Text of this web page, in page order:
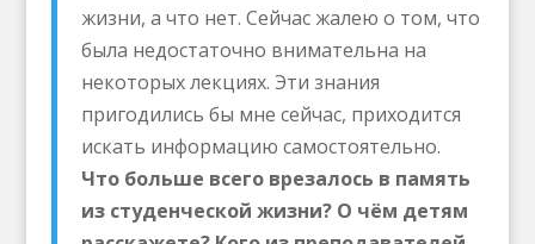
жизни, а что нет. Сейчас жалею о том, что
была недостаточно внимательна на
некоторых лекциях. Эти знания
пригодились бы мне сейчас, приходится
искать информацию самостоятельно.
Что больше всего врезалось в память
из студенческой жизни? О чём детям